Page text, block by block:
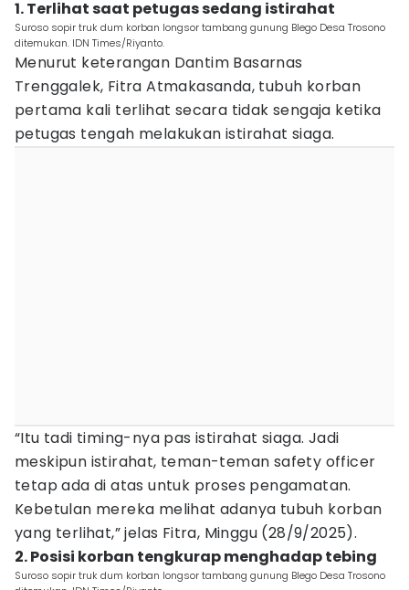
1. Terlihat saat petugas sedang istirahat
Suroso sopir truk dum korban longsor tambang gunung Blego Desa Trosono
ditemukan. IDN Times/Riyanto.
Menurut keterangan Dantim Basarnas
Trenggalek, Fitra Atmakasanda, tubuh korban
pertama kali terlihat secara tidak sengaja ketika
petugas tengah melakukan istirahat siaga.
“Itu tadi timing-nya pas istirahat siaga. Jadi
meskipun istirahat, teman-teman safety officer
tetap ada di atas untuk proses pengamatan.
Kebetulan mereka melihat adanya tubuh korban
yang terlihat,” jelas Fitra, Minggu (28/9/2025).
2. Posisi korban tengkurap menghadap tebing
Suroso sopir truk dum korban longsor tambang gunung Blego Desa Trosono